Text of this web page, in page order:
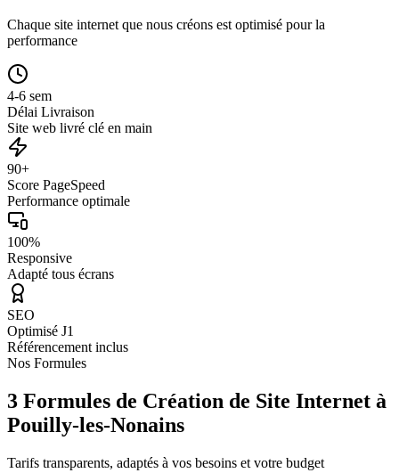
Chaque site internet que nous créons est optimisé pour la
performance
4-6 sem
Délai Livraison
Site web livré clé en main
90+
Score PageSpeed
Performance optimale
100%
Responsive
Adapté tous écrans
SEO
Optimisé J1
Référencement inclus
Nos Formules
3 Formules de Création de Site Internet à
Pouilly-les-Nonains
Tarifs transparents, adaptés à vos besoins et votre budget